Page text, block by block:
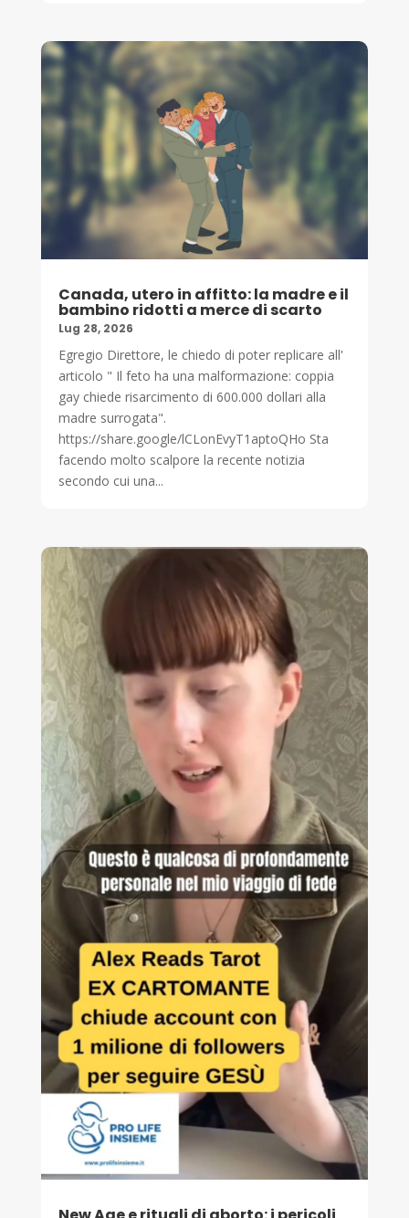
Canada, utero in affitto: la madre e il
bambino ridotti a merce di scarto
Lug 28, 2026
Egregio Direttore, le chiedo di poter replicare all'
articolo " Il feto ha una malformazione: coppia
gay chiede risarcimento di 600.000 dollari alla
madre surrogata".
https://share.google/lCLonEvyT1aptoQHo Sta
facendo molto scalpore la recente notizia
secondo cui una...